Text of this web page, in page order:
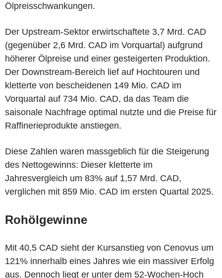
Ölpreisschwankungen.
Der Upstream-Sektor erwirtschaftete 3,7 Mrd. CAD
(gegenüber 2,6 Mrd. CAD im Vorquartal) aufgrund
höherer Ölpreise und einer gesteigerten Produktion.
Der Downstream-Bereich lief auf Hochtouren und
kletterte von bescheidenen 149 Mio. CAD im
Vorquartal auf 734 Mio. CAD, da das Team die
saisonale Nachfrage optimal nutzte und die Preise für
Raffinerieprodukte anstiegen.
Diese Zahlen waren massgeblich für die Steigerung
des Nettogewinns: Dieser kletterte im
Jahresvergleich um 83% auf 1,57 Mrd. CAD,
verglichen mit 859 Mio. CAD im ersten Quartal 2025.
Rohölgewinne
Mit 40,5 CAD sieht der Kursanstieg von Cenovus um
121% innerhalb eines Jahres wie ein massiver Erfolg
aus. Dennoch liegt er unter dem 52-Wochen-Hoch